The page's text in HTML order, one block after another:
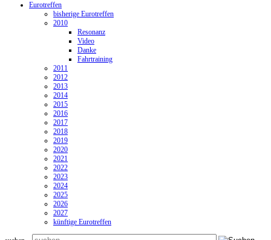
Eurotreffen
bisherige Eurotreffen
2010
Resonanz
Video
Danke
Fahrtraining
2011
2012
2013
2014
2015
2016
2017
2018
2019
2020
2021
2022
2023
2024
2025
2026
2027
künftige Eurotreffen